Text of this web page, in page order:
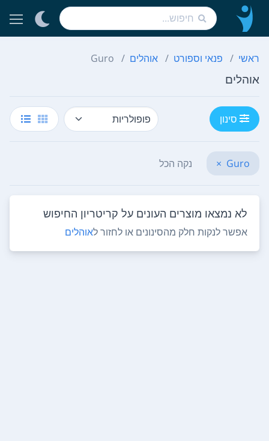
ראשי פנאי וספורט אוהלים Guro
אוהלים
סינון
Guro
× נקה הכל
לא נמצאו מוצרים העונים על קריטריון החיפוש
אפשר לנקות חלק מהסינונים או לחזור לאוהלים